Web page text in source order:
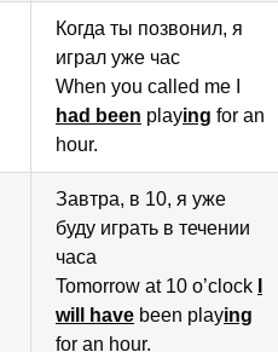
Когда ты позвонил, я
играл уже час
When you called me I
had been playing for an
hour.
Завтра, в 10, я уже
буду играть в течении
часа
Tomorrow at 10 o’clock
will have been playing
for an hour.